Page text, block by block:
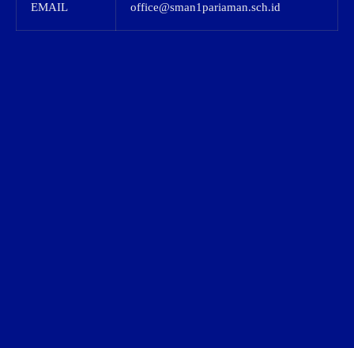
EMAIL office@sman1pariaman.sch.id